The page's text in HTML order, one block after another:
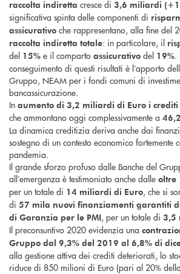
raccolta indiretta cresce di 3,6 miliardi
significativa spinta delle componenti di
assicurativo che rappresentano, alla fine del
raccolta indiretta totale: in particolare, il
del 15% e il comparto assicurativo del 19%.
conseguimento di questi risultati è l’apporto
Gruppo, NEAM per i fondi comuni di
bancassicurazione.
In aumento di 3,2 miliardi di Euro i crediti
che ammontano oggi complessivamente a
La dinamica creditizia deriva anche dai
sostegno di un contesto economico fortemente
pandemia.
Il grande sforzo profuso dalle Banche del
all’emergenza è testimoniato anche dalle oltre
per un totale di 14 miliardi di Euro, che si
di 57 mila nuovi finanziamenti garantiti
di Garanzia per le PMI, per un totale di 3,5
Il preconsuntivo 2020 evidenzia una
Gruppo dal 9,3% del 2019 al 6,8% di
alla gestione attiva dei crediti deteriorati, lo
riduce di 850 milioni di Euro (pari al 20%